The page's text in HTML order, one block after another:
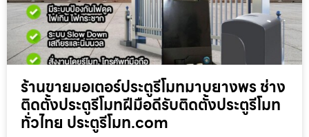
ร้านขายมอเตอร์ประตูรีโมทมาบยางพร ช่าง
ติดตั้งประตูรีโมทฝีมือดีรับติดตั้งประตูรีโมท
ทั่วไทย ประตูรีโมท.com